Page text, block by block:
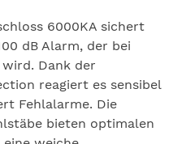
6000KA sichert
dB Alarm, der bei
Dank der
reagiert es sensibel
Fehlalarme. Die
bieten optimalen